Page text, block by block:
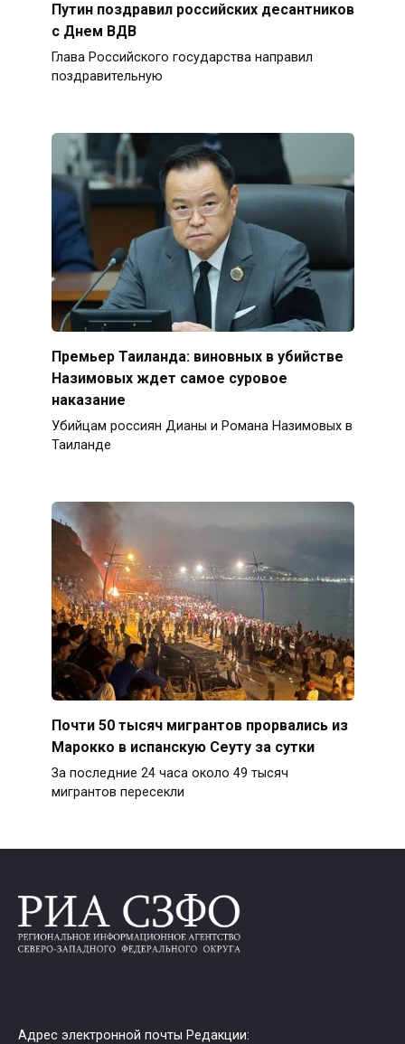
Путин поздравил российских десантников
с Днем ВДВ
Глава Российского государства направил
поздравительную
Премьер Таиланда: виновных в убийстве
Назимовых ждет самое суровое
наказание
Убийцам россиян Дианы и Романа Назимовых в
Таиланде
Почти 50 тысяч мигрантов прорвались из
Марокко в испанскую Сеуту за сутки
За последние 24 часа около 49 тысяч
мигрантов пересекли
Адрес электронной почты Редакции: